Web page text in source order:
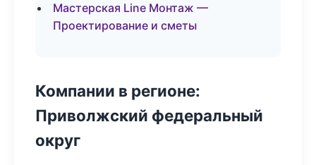
Мастерская Line Монтаж —
Проектирование и сметы
Компании в регионе:
Приволжский федеральный
округ